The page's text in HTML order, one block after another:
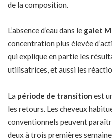
de la composition.
L’absence d’eau dans le galet
concentration plus élevée
qui explique en partie les
utilisatrices, et aussi les
La période de transition est
les retours. Les cheveux
conventionnels peuvent
deux à trois premières